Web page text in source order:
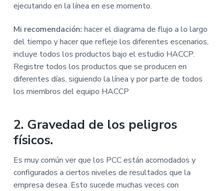
ejecutando en la línea en ese momento.
Mi recomendación: hacer el diagrama de flujo a lo largo
del tiempo y hacer que refleje los diferentes escenarios,
incluye todos los productos bajo el estudio HACCP.
Registre todos los productos que se producen en
diferentes días, siguiendo la línea y por parte de todos
los miembros del equipo HACCP
2. Gravedad de los peligros
físicos.
Es muy común ver que los PCC están acomodados y
configurados a ciertos niveles de resultados que la
empresa desea. Esto sucede muchas veces con